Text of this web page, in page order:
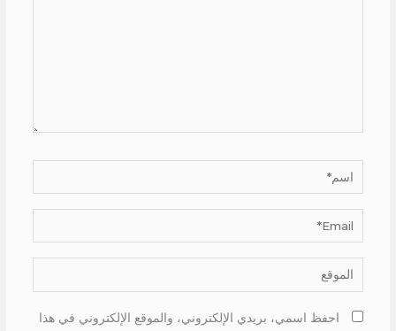
اسم*
Email*
الموقع
احفظ اسمي، بريدي الإلكتروني، والموقع الإلكتروني في هذا